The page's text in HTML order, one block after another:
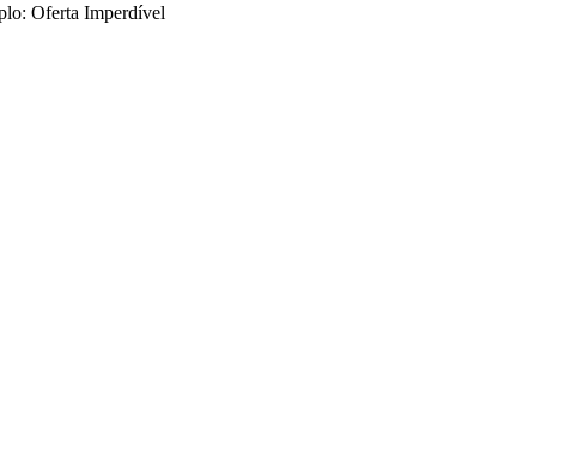
Oferta Imperdível